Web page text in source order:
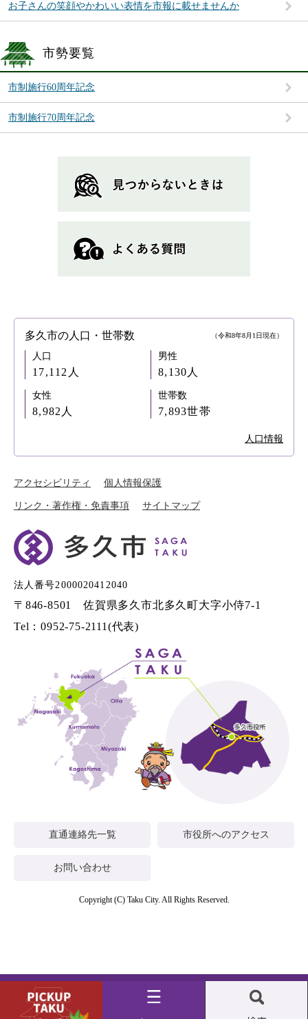
Pickup
お子さんの笑顔やかわいい表情を市報に載せませんか
市勢要覧
市制施行60周年記念
市制施行70周年記念
多久市の人口・世帯数 （令和8年8月1日現在）
人口
17,112人
男性
8,130人
女性
8,982人
世帯数
7,893世帯
人口情報
アクセシビリティ 個人情報保護
リンク・著作権・免責事項 サイトマップ
法人番号2000020412040
〒846-8501 佐賀県多久市北多久町大字小侍7-1
Tel：0952-75-2111(代表)
直通連絡先一覧 市役所へのアクセス
お問い合わせ
Copyright (C) Taku City. All Rights Reserved.